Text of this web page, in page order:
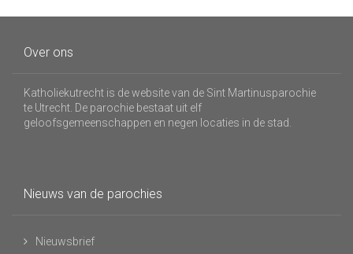
Over ons
Katholiekutrecht is de website van de Sint Martinusparochie
te Utrecht. De parochie bestaat uit elf
geloofsgemeenschappen en negen locaties in de stad.
Nieuws van de parochies
Nieuwsbrief